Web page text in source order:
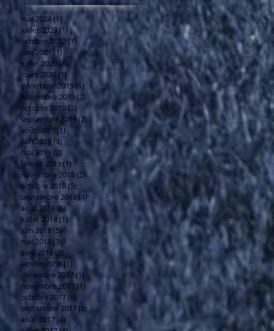
mai 2024(1) 1 post
juillet 2023(1)1 post
octobre 2022(1) 1 post
juin 2021 (1)1 post
juillet 2020(1) 1 post
mars 2020(1)
décembre 2019(1) 1 post
novembre 2019(2) 2 posts
octobre 2019(2) 2 posts
septembre 2019(2)2 posts
août 2019(1) 1 post
juin 2019(3)
mai 2019(2) 2 posts
février 2019(1) 1 post
novembre 2018(2) 2 posts
octobre 2018(5) 5 posts
septembre 2018(4) 4 posts
août 2018(6)6 posts
juillet 2018(1)1 post
juin 2018(5)5 posts
mai 2018(3)
avril 2018(2) 2 posts
janvier 2018(1) 1 post
décembre 2017(1) 1 post
novembre 2017(1) 1 post
octobre 2017(6)
septembre 2017(8) 8 posts
août 2017(4) 4 posts